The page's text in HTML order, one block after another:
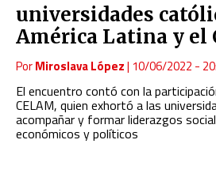
universidades
América Latina y el
PorMiroslava López| 10/06/2022 -
El encuentro contó con la
CELAM, quien exhortó a las
acompañar y formar liderazgos
económicos y políticos